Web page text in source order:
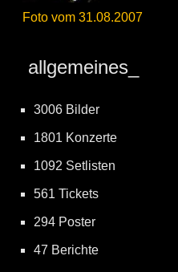
Foto vom 31.08.2007
allgemeines_
3006 Bilder
1801 Konzerte
1092 Setlisten
561 Tickets
294 Poster
47 Berichte